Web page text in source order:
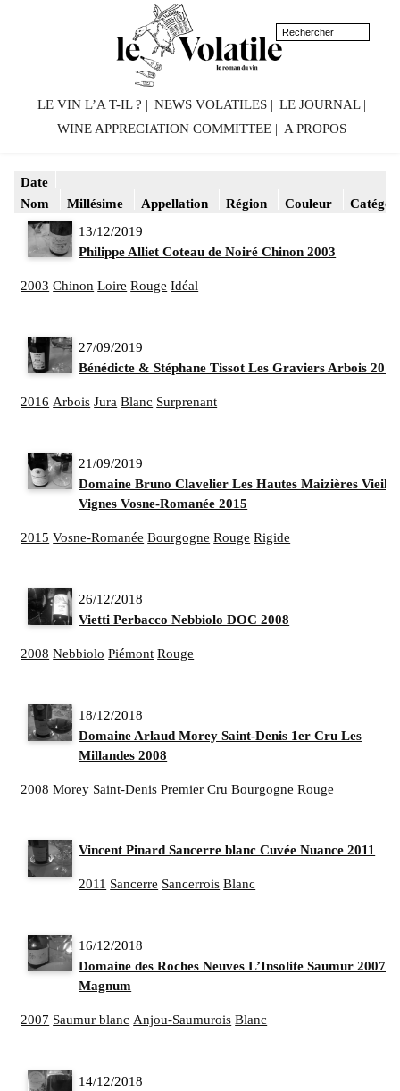
LE VIN L’A T-IL ? NEWS VOLATILES
LE JOURNAL
WINE APPRECIATION COMMITTEE
A PROPOS
Date
Nom
Millésime Appellation Région Couleur
13/12/2019
Philippe Alliet Coteau de Noiré Chinon 2003
2003 Chinon Loire Rouge Idéal
27/09/2019
Bénédicte & Stéphane Tissot Les Graviers Arbois 2016
2016 Arbois Jura Blanc Surprenant
21/09/2019
Domaine Bruno Clavelier Les Hautes Maizières
Vignes Vosne-Romanée 2015
2015 Vosne-Romanée Bourgogne Rouge Rigide
26/12/2018
Vietti Perbacco Nebbiolo DOC 2008
2008 Nebbiolo Piémont Rouge
18/12/2018
Domaine Arlaud Morey Saint-Denis 1er Cru Les
Millandes 2008
2008 Morey Saint-Denis Premier Cru Bourgogne Rouge
Vincent Pinard Sancerre blanc Cuvée Nuance 2011
2011 Sancerre Sancerrois Blanc
16/12/2018
Domaine des Roches Neuves L’Insolite Saumur 2007
Magnum
2007 Saumur blanc Anjou-Saumurois Blanc
14/12/2018